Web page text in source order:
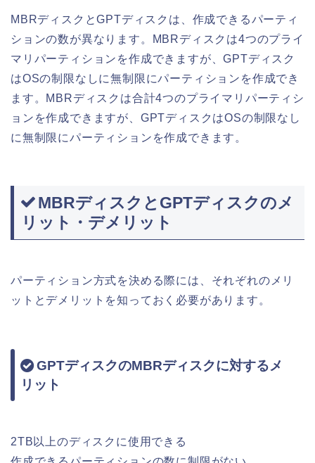
MBRディスクとGPTディスクは、作成できるパーティ
ションの数が異なります。MBRディスクは4つのプライ
マリパーティションを作成できますが、GPTディスク
はOSの制限なしに無制限にパーティションを作成でき
ます。MBRディスクは合計4つのプライマリパーティシ
ョンを作成できますが、GPTディスクはOSの制限なし
に無制限にパーティションを作成できます。
MBRディスクとGPTディスクのメ
リット・デメリット
パーティション方式を決める際には、それぞれのメリ
ットとデメリットを知っておく必要があります。
GPTディスクのMBRディスクに対するメ
リット
2TB以上のディスクに使用できる